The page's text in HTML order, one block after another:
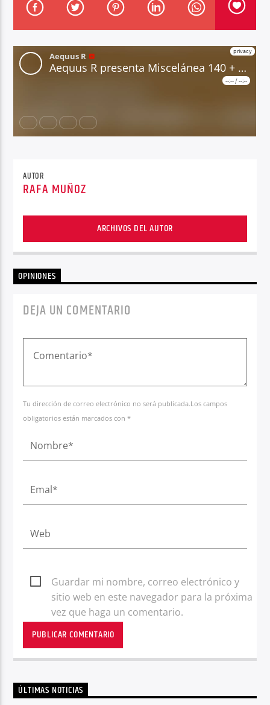
AUTOR
RAFA MUÑOZ
ARCHIVOS DEL AUTOR
OPINIONES
DEJA UN COMENTARIO
Tu dirección de correo electrónico no será publicada.Los campos
obligatorios están marcados con *
Guardar mi nombre, correo electrónico y
sitio web en este navegador para la próxima
vez que haga un comentario.
ÚLTIMAS NOTICIAS